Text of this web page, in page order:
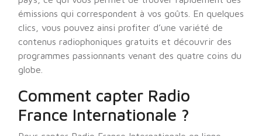
émissions qui correspondent à vos goûts. En quelques
clics, vous pouvez ainsi profiter d’une variété de
contenus radiophoniques gratuits et découvrir des
programmes passionnants venant des quatre coins du
globe.
Comment capter Radio
France Internationale ?